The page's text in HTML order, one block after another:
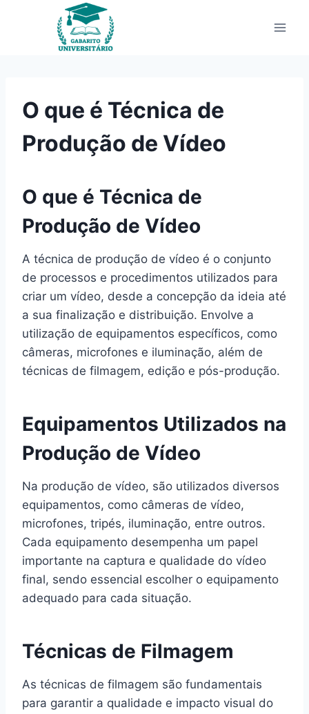
O que é Técnica de
Produção de Vídeo
O que é Técnica de
Produção de Vídeo
A técnica de produção de vídeo é o conjunto
de processos e procedimentos utilizados para
criar um vídeo, desde a concepção da ideia até
a sua finalização e distribuição. Envolve a
utilização de equipamentos específicos, como
câmeras, microfones e iluminação, além de
técnicas de filmagem, edição e pós-produção.
Equipamentos Utilizados na
Produção de Vídeo
Na produção de vídeo, são utilizados diversos
equipamentos, como câmeras de vídeo,
microfones, tripés, iluminação, entre outros.
Cada equipamento desempenha um papel
importante na captura e qualidade do vídeo
final, sendo essencial escolher o equipamento
adequado para cada situação.
Técnicas de Filmagem
As técnicas de filmagem são fundamentais
para garantir a qualidade e impacto visual do